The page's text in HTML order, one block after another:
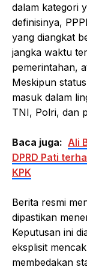
dalam kategori
definisinya,
yang diangkat
jangka waktu
pemerintahan,
Meskipun
masuk dalam
TNI, Polri, dan
Baca juga: Ali
DPRD Pati
KPK
Berita resmi
dipastikan
Keputusan ini
eksplisit
membedakan